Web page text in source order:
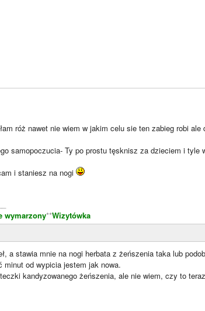
róż nawet nie wiem w jakim celu sie ten zabieg robi
samopoczucia- Ty po prostu tęsknisz za dzieciem i tyle
i staniesz na nogi
wymarzony**Wizytówka
a stawia mnie na nogi herbata z żeńszenia taka lub
minut od wypicia jestem jak nowa.
kandyzowanego żeńszenia, ale nie wiem, czy to